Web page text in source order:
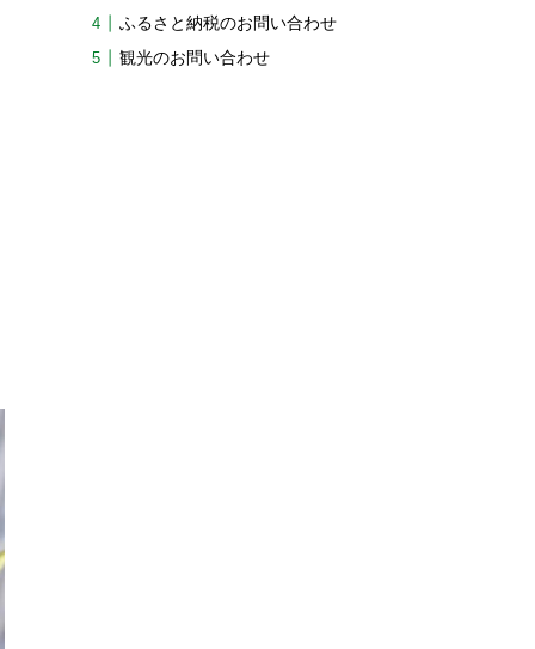
ふるさと納税のお問い合わせ
観光のお問い合わせ